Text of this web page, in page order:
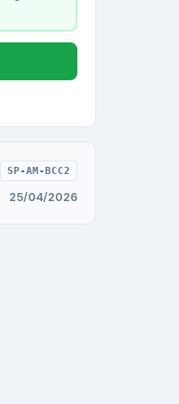
SP-AM-BCC2
25/04/2026